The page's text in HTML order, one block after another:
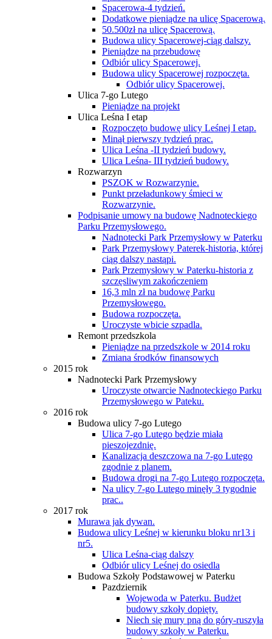
Spacerowa-4 tydzień.
Dodatkowe pieniądze na ulicę Spacerową.
50.500zł na ulicę Spacerową.
Budowa ulicy Spacerowej-ciąg dalszy.
Pieniądze na przebudowę
Odbiór ulicy Spacerowej.
Budowa ulicy Spacerowej rozpoczęta.
Odbiór ulicy Spacerowej.
Ulica 7-go Lutego
Pieniądze na projekt
Ulica Leśna I etap
Rozpoczęto budowę ulicy Leśnej I etap.
Minął pierwszy tydzień prac.
Ulica Leśna -II tydzień budowy.
Ulica Leśna- III tydzień budowy.
Rozwarzyn
PSZOK w Rozwarzynie.
Punkt przeładunkowy śmieci w
Rozwarzynie.
Podpisanie umowy na budowę Nadnoteckiego
Parku Przemysłowego.
Nadnotecki Park Przemysłowy w Paterku
Park Przemysłowy Paterek-historia, której
ciąg dalszy nastąpi.
Park Przemysłowy w Paterku-historia z
szczęsliwym zakończeniem
16,3 mln zł na budowę Parku
Przemysłowego.
Budowa rozpoczęta.
Uroczyste wbicie szpadla.
Remont przedszkola
Pieniądze na przedszkole w 2014 roku
Zmiana środków finansowych
2015 rok
Nadnotecki Park Przemysłowy
Uroczyste otwarcie Nadnoteckiego Parku
Przemysłowego w Pateku.
2016 rok
Budowa ulicy 7-go Lutego
Ulica 7-go Lutego będzie miała
pieszojezdnię.
Kanalizacja deszczowa na 7-go Lutego
zgodnie z planem.
Budowa drogi na 7-go Lutego rozpoczęta.
Na ulicy 7-go Lutego minęły 3 tygodnie
prac..
2017 rok
Murawa jak dywan.
Budowa ulicy Leśnej w kierunku bloku nr13 i
nr5.
Ulica Leśna-ciąg dalszy
Odbiór ulicy Leśnej do osiedla
Budowa Szkoły Podstawowej w Paterku
Pazdziernik
Wojewoda w Paterku. Budżet
budowy szkoły dopięty.
Niech się mury pną do góry-ruszyła
budowy szkoły w Paterku.